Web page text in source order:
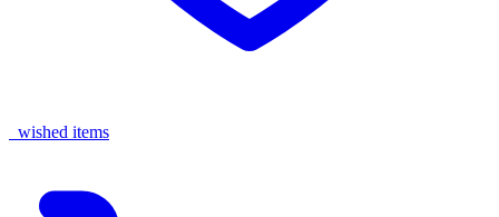
wished items